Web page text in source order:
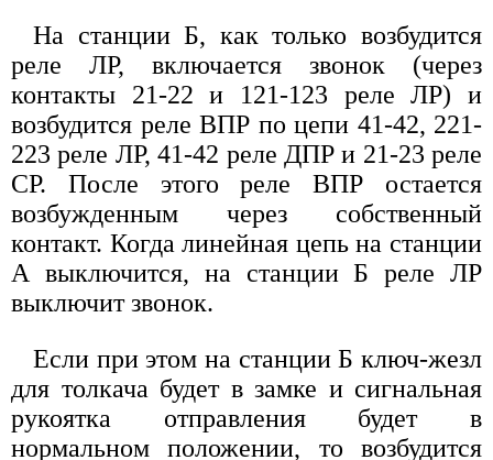
На станции Б, как только возбудится
реле ЛР, включается звонок (через
контакты 21-22 и 121-123 реле ЛР) и
возбудится реле ВПР по цепи 41-42, 221-
223 реле ЛР, 41-42 реле ДПР и 21-23 реле
СР. После этого реле ВПР остается
возбужденным через собственный
контакт. Когда линейная цепь на станции
А выключится, на станции Б реле ЛР
выключит звонок.
Если при этом на станции Б ключ-жезл
для толкача будет в замке и сигнальная
рукоятка отправления будет в
нормальном положении, то возбудится